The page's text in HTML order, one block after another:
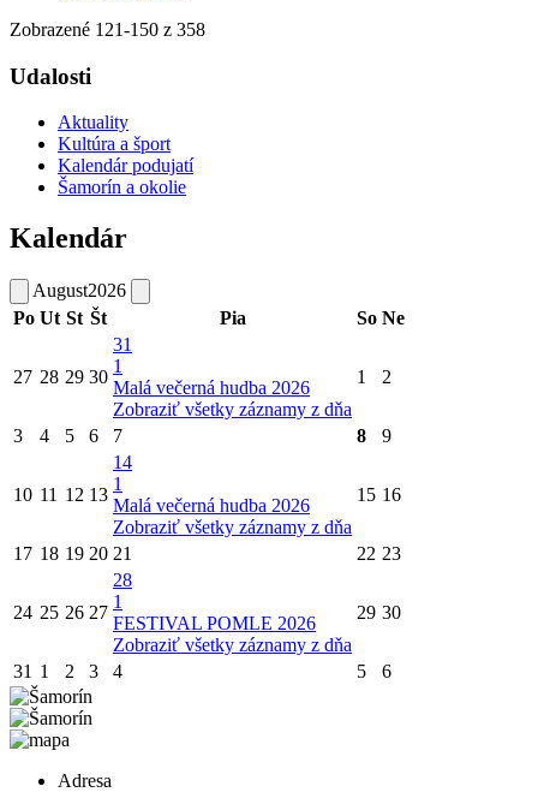
Zobrazené 121-150 z 358
Udalosti
Aktuality
Kultúra a šport
Kalendár podujatí
Šamorín a okolie
Kalendár
August2026
Po Ut St Št Pia So Ne
27 28 29 30
31
1
Malá večerná hudba 2026
Zobraziť všetky záznamy z dňa
1 2
3 4 5 6 7 8 9
10 11 12 13
14
1
Malá večerná hudba 2026
Zobraziť všetky záznamy z dňa
15 16
17 18 19 20 21 22 23
24 25 26 27
28
1
FESTIVAL POMLE 2026
Zobraziť všetky záznamy z dňa
29 30
31 1 2 3 4 5 6
Adresa